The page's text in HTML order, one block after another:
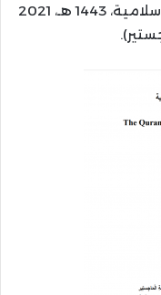
ماجد أحمد الصباغ.- غزة: الجامعة الإسلامية، 1443 هـ، 2021